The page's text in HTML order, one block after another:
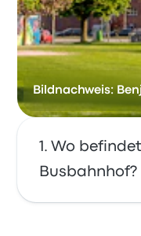
Bildnachweis:
Wo
Busbahnhof?